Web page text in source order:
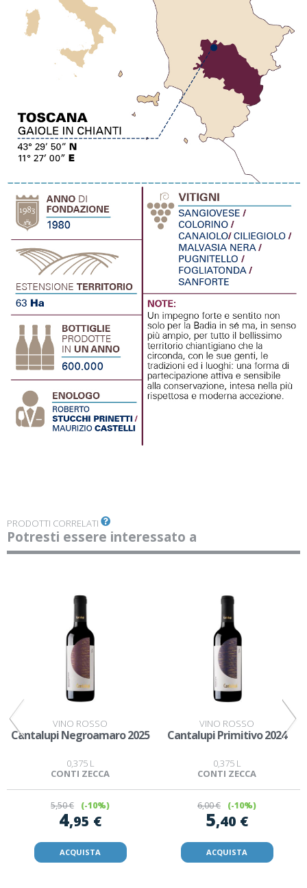
PRODOTTI CORRELATI
Potresti essere interessato a
VINO ROSSO
Cantalupi Negroamaro 2025
0,375 L
CONTI ZECCA
5,50 € (-10%)
4,95 €
ACQUISTA
VINO ROSSO
Cantalupi Primitivo 2024
0,375 L
CONTI ZECCA
6,00 € (-10%)
5,40 €
ACQUISTA